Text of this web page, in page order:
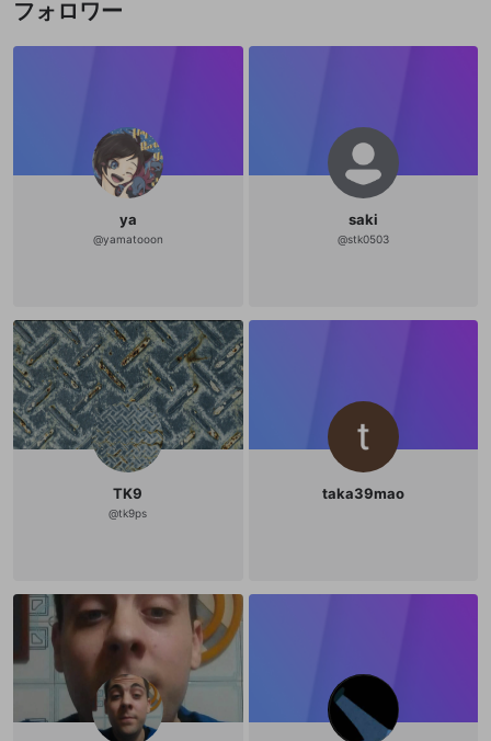
フォロワー
ya
@yamatooon
saki
@stk0503
TK9
@tk9ps
taka39mao